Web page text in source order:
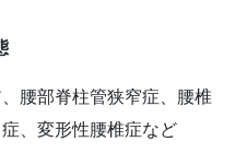
腰部脊柱管狭窄症、腰椎
、変形性腰椎症など